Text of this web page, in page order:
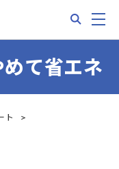
て省エネ
ト